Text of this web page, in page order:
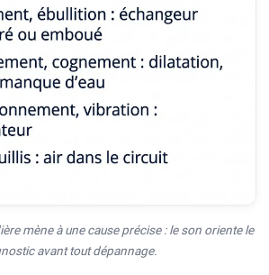
mène à une cause précise : le son oriente le
avant tout dépannage.